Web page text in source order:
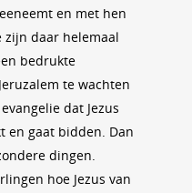
en met hen
zijn daar helemaal
bedrukte
te wachten
dat Jezus
en gaat bidden. Dan
dingen.
hoe Jezus van